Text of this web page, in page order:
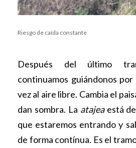
Riesgo de caída constante
Después del último
continuamos guiándonos
vez al aire libre. Cambia el
dan sombra. La atajeaestá
que estaremos entrando y
de forma contínua. Es el